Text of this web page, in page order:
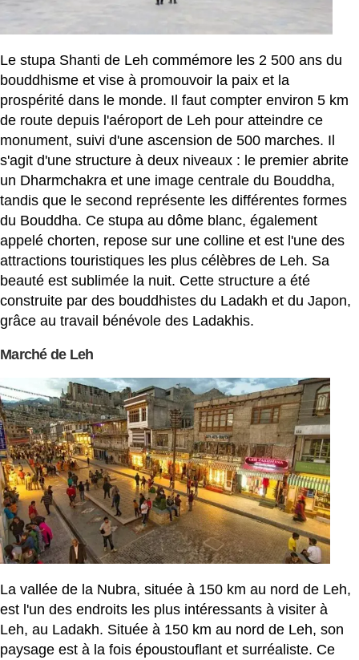
Le stupa Shanti de Leh commémore les 2 500 ans du
bouddhisme et vise à promouvoir la paix et la
prospérité dans le monde. Il faut compter environ 5 km
de route depuis l'aéroport de Leh pour atteindre ce
monument, suivi d'une ascension de 500 marches. Il
s'agit d'une structure à deux niveaux : le premier abrite
un Dharmchakra et une image centrale du Bouddha,
tandis que le second représente les différentes formes
du Bouddha. Ce stupa au dôme blanc, également
appelé chorten, repose sur une colline et est l'une des
attractions touristiques les plus célèbres de Leh. Sa
beauté est sublimée la nuit. Cette structure a été
construite par des bouddhistes du Ladakh et du Japon,
grâce au travail bénévole des Ladakhis.
Marché de Leh
La vallée de la Nubra, située à 150 km au nord de Leh,
est l'un des endroits les plus intéressants à visiter à
Leh, au Ladakh. Située à 150 km au nord de Leh, son
paysage est à la fois époustouflant et surréaliste. Ce